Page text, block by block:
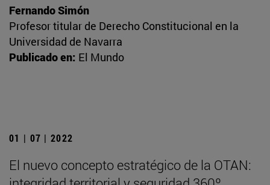
Fernando Simón
Profesor titular de Derecho Constitucional en la
Universidad de Navarra
Publicado en: El Mundo
01 | 07 | 2022
El nuevo concepto estratégico de la OTAN: